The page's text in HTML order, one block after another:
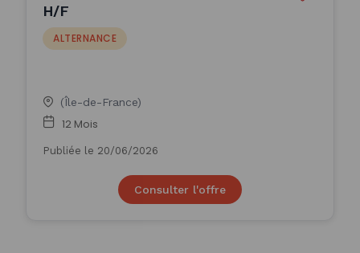
H/F
ALTERNANCE
(Île-de-France)
12 Mois
Publiée le 20/06/2026
Consulter l'offre